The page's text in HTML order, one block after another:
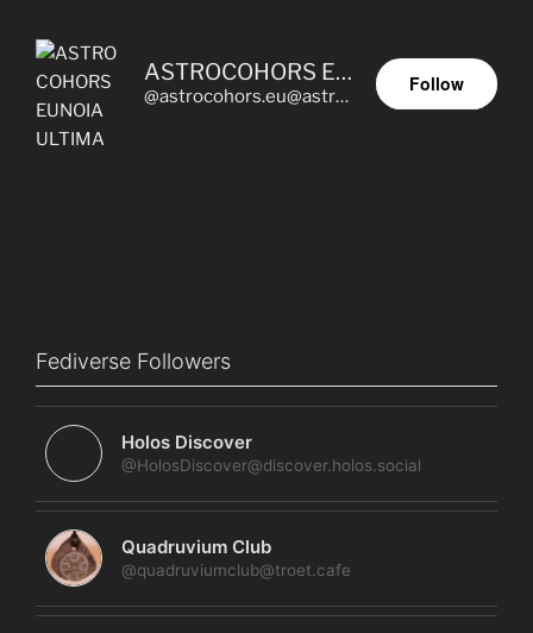
ASTROCOHORS EUNOIA ULTIMA
@astrocohors.eu@astrocohors.eu
Follow
Fediverse Followers
Holos Discover
@HolosDiscover@discover.holos.social
Quadruvium Club
@quadruviumclub@troet.cafe